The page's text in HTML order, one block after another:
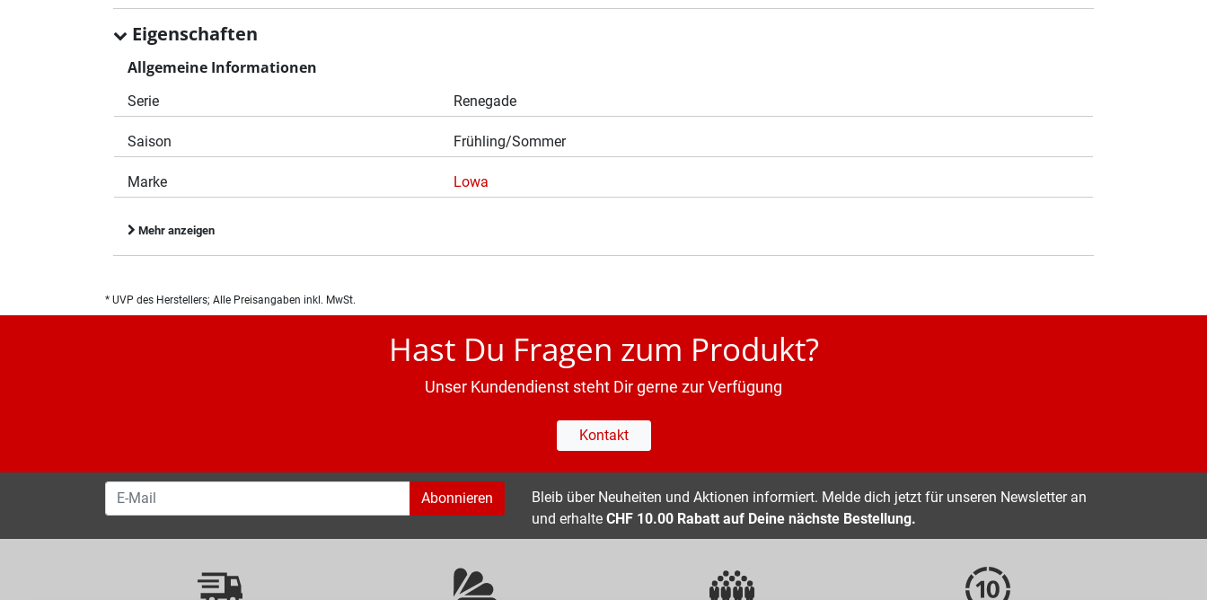
Eigenschaften
Allgemeine Informationen
Serie Renegade
Saison Frühling/Sommer
Marke Lowa
Mehr anzeigen
* UVP des Herstellers; Alle Preisangaben inkl. MwSt.
Hast Du Fragen zum Produkt?
Unser Kundendienst steht Dir gerne zur Verfügung
Kontakt
Abonnieren
Bleib über Neuheiten und Aktionen informiert. Melde dich jetzt für unseren Newsletter an
und erhalte CHF 10.00 Rabatt auf Deine nächste Bestellung.